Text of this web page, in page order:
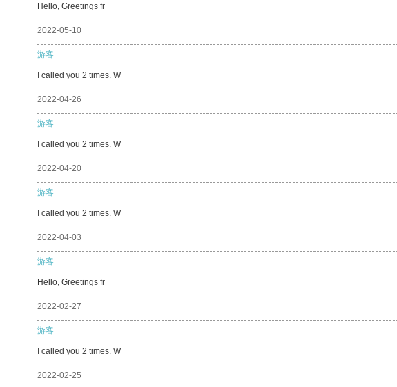
Hello, Greetings fr
2022-05-10
游客
I called you 2 times. W
2022-04-26
游客
I called you 2 times. W
2022-04-20
游客
I called you 2 times. W
2022-04-03
游客
Hello, Greetings fr
2022-02-27
游客
I called you 2 times. W
2022-02-25